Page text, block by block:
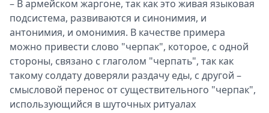
– В армейском жаргоне, так как это живая языковая
подсистема, развиваются и синонимия, и
антонимия, и омонимия. В качестве примера
можно привести слово "черпак", которое, с одной
стороны, связано с глаголом "черпать", так как
такому солдату доверяли раздачу еды, с другой –
смысловой перенос от существительного "черпак",
использующийся в шуточных ритуалах